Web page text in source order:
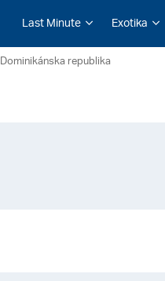
Last Minute Exotika
Dominikánska republika